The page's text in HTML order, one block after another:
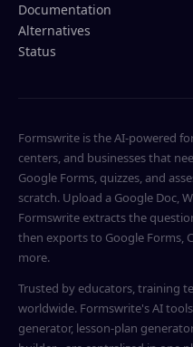
Documentation
Alternatives
Status
Formswrite is the AI-powered
centers, and businesses that
Google Forms, quizzes, and
scratch. Upload a Google Doc,
Formswrite extracts the
then exports to Google Forms,
more.
Trusted by educators, training
worldwide. Formswrite's AI
generator, lesson-plan